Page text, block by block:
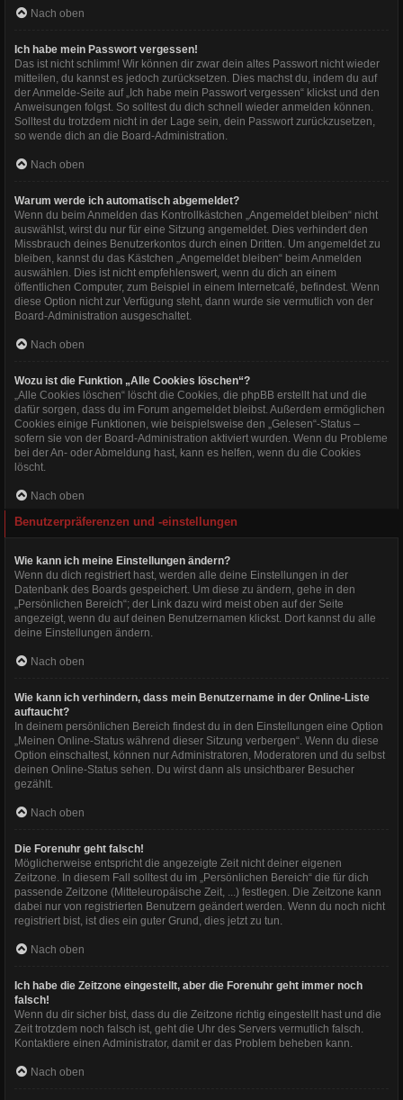
Nach oben
Ich habe mein Passwort vergessen!
Das ist nicht schlimm! Wir können dir zwar dein altes Passwort nicht wieder
mitteilen, du kannst es jedoch zurücksetzen. Dies machst du, indem du auf
der Anmelde-Seite auf „Ich habe mein Passwort vergessen“ klickst und den
Anweisungen folgst. So solltest du dich schnell wieder anmelden können.
Solltest du trotzdem nicht in der Lage sein, dein Passwort zurückzusetzen,
so wende dich an die Board-Administration.
Nach oben
Warum werde ich automatisch abgemeldet?
Wenn du beim Anmelden das Kontrollkästchen „Angemeldet bleiben“ nicht
auswählst, wirst du nur für eine Sitzung angemeldet. Dies verhindert den
Missbrauch deines Benutzerkontos durch einen Dritten. Um angemeldet zu
bleiben, kannst du das Kästchen „Angemeldet bleiben“ beim Anmelden
auswählen. Dies ist nicht empfehlenswert, wenn du dich an einem
öffentlichen Computer, zum Beispiel in einem Internetcafé, befindest. Wenn
diese Option nicht zur Verfügung steht, dann wurde sie vermutlich von der
Board-Administration ausgeschaltet.
Nach oben
Wozu ist die Funktion „Alle Cookies löschen“?
„Alle Cookies löschen“ löscht die Cookies, die phpBB erstellt hat und die
dafür sorgen, dass du im Forum angemeldet bleibst. Außerdem ermöglichen
Cookies einige Funktionen, wie beispielsweise den „Gelesen“-Status –
sofern sie von der Board-Administration aktiviert wurden. Wenn du Probleme
bei der An- oder Abmeldung hast, kann es helfen, wenn du die Cookies
löscht.
Nach oben
Benutzerpräferenzen und -einstellungen
Wie kann ich meine Einstellungen ändern?
Wenn du dich registriert hast, werden alle deine Einstellungen in der
Datenbank des Boards gespeichert. Um diese zu ändern, gehe in den
„Persönlichen Bereich“; der Link dazu wird meist oben auf der Seite
angezeigt, wenn du auf deinen Benutzernamen klickst. Dort kannst du alle
deine Einstellungen ändern.
Nach oben
Wie kann ich verhindern, dass mein Benutzername in der Online-Liste
auftaucht?
In deinem persönlichen Bereich findest du in den Einstellungen eine Option
„Meinen Online-Status während dieser Sitzung verbergen“. Wenn du diese
Option einschaltest, können nur Administratoren, Moderatoren und du selbst
deinen Online-Status sehen. Du wirst dann als unsichtbarer Besucher
gezählt.
Nach oben
Die Forenuhr geht falsch!
Möglicherweise entspricht die angezeigte Zeit nicht deiner eigenen
Zeitzone. In diesem Fall solltest du im „Persönlichen Bereich“ die für dich
passende Zeitzone (Mitteleuropäische Zeit, ...) festlegen. Die Zeitzone kann
dabei nur von registrierten Benutzern geändert werden. Wenn du noch nicht
registriert bist, ist dies ein guter Grund, dies jetzt zu tun.
Nach oben
Ich habe die Zeitzone eingestellt, aber die Forenuhr geht immer noch
falsch!
Wenn du dir sicher bist, dass du die Zeitzone richtig eingestellt hast und die
Zeit trotzdem noch falsch ist, geht die Uhr des Servers vermutlich falsch.
Kontaktiere einen Administrator, damit er das Problem beheben kann.
Nach oben